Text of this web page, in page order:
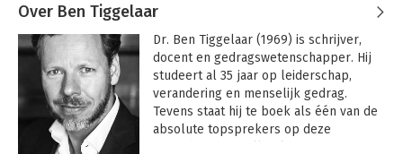
Over Ben Tiggelaar
Dr. Ben Tiggelaar (1969) is schrijver,
docent en gedragswetenschapper. Hij
studeert al 35 jaar op leiderschap,
verandering en menselijk gedrag.
Tevens staat hij te boek als één van de
absolute topsprekers op deze